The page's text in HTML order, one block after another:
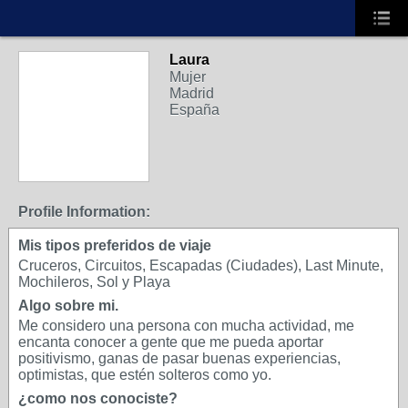
Laura
Mujer
Madrid
España
Profile Information:
Mis tipos preferidos de viaje
Cruceros, Circuitos, Escapadas (Ciudades), Last Minute,
Mochileros, Sol y Playa
Algo sobre mi.
Me considero una persona con mucha actividad, me
encanta conocer a gente que me pueda aportar
positivismo, ganas de pasar buenas experiencias,
optimistas, que estén solteros como yo.
¿como nos conociste?